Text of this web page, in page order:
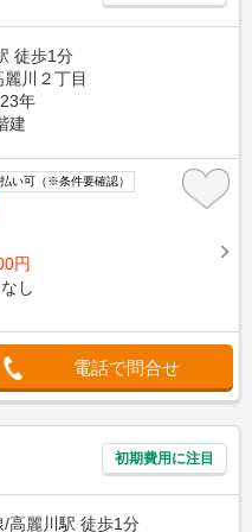
徒歩1分
川２丁目
年
建
い可（※条件要確認）
円
なし
電話で問合せ
初期費用に注目
高麗川駅 徒歩1分